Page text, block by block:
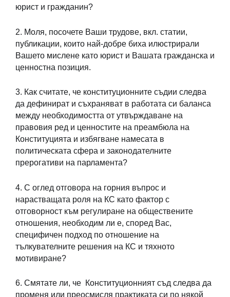
юрист и гражданин?
2. Моля, посочете Ваши трудове, вкл. статии,
публикации, които най-добре биха илюстрирали
Вашето мислене като юрист и Вашата гражданска и
ценностна позиция.
3. Как считате, че конституционните съдии следва
да дефинират и съхраняват в работата си баланса
между необходимостта от утвърждаване на
правовия ред и ценностите на преамбюла на
Конституцията и избягване намесата в
политическата сфера и законодателните
прерогативи на парламента?
4. С оглед отговора на горния въпрос и
нарастващата роля на КС като фактор с
отговорност към регулиране на обществените
отношения, необходим ли е, според Вас,
специфичен подход по отношение на
тълкувателните решения на КС и тяхното
мотивиране?
6. Смятате ли, че Конституционният съд следва да
променя или преосмисля практиката си по някой